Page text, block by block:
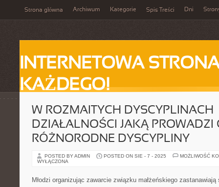
Strona główna Archiwum Kategorie Spis Treści Dni
INTERNETOWA
KAŻDEGO!
W ROZMAITYCH DYSCYPLINACH
DZIAŁALNOŚCI JAKĄ PROWADZI
RÓŻNORODNE DYSCYPLINY
POSTED BY ADMIN POSTED ON SIE - 7 - 2025
MOŻLIWOŚĆ
WYŁĄCZONA
Młodzi organizując zawarcie związku małżeńskiego